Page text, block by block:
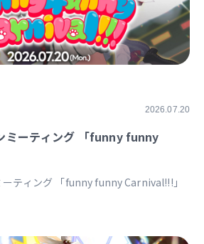
2026.07.20
ミーティング 「funny funny
ティング 「funny funny Carnival!!!」